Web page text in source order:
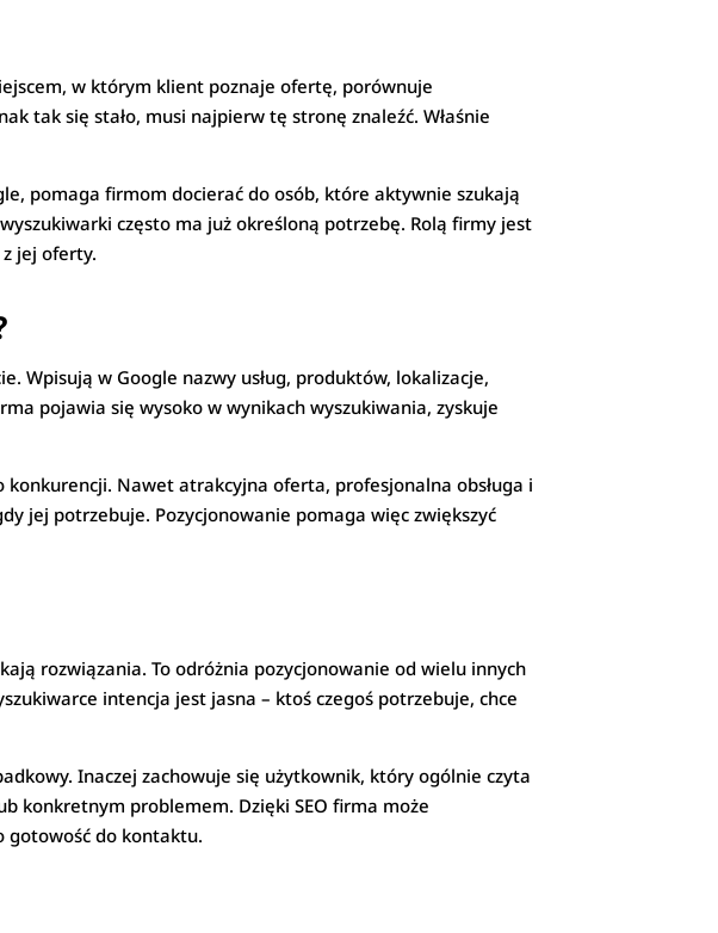
w którym klient poznaje ofertę, porównuje
tak się stało, musi najpierw tę stronę znaleźć. Właśnie
pomaga firmom docierać do osób, które aktywnie szukają
często ma już określoną potrzebę. Rolą firmy jest
jej oferty.
Wpisują w Google nazwy usług, produktów, lokalizacje,
pojawia się wysoko w wynikach wyszukiwania, zyskuje
Nawet atrakcyjna oferta, profesjonalna obsługa i
jej potrzebuje. Pozycjonowanie pomaga więc zwiększyć
rozwiązania. To odróżnia pozycjonowanie od wielu innych
intencja jest jasna – ktoś czegoś potrzebuje, chce
Inaczej zachowuje się użytkownik, który ogólnie czyta
konkretnym problemem. Dzięki SEO firma może
gotowość do kontaktu.